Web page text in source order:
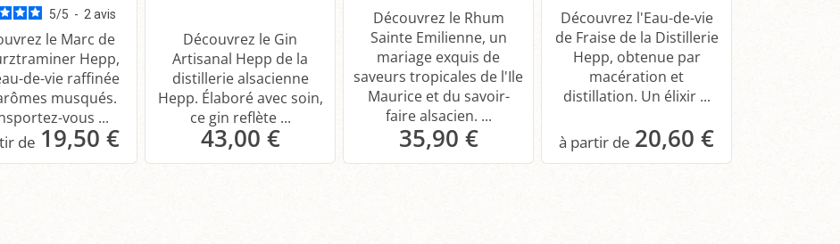
5/5 - 2 avis
le Marc de
Hepp,
de-vie raffinée
musqués.
vous ...
19,50 €
Découvrez le Gin
Artisanal Hepp de la
distillerie alsacienne
Hepp. Élaboré avec soin,
ce gin reflète ...
43,00 €
Découvrez le Rhum
Sainte Emilienne, un
mariage exquis de
saveurs tropicales de l'Ile
Maurice et du savoir-
faire alsacien. ...
35,90 €
Découvrez l'Eau-de-vie
de Fraise de la Distillerie
Hepp, obtenue par
macération et
distillation. Un élixir ...
20,60 €